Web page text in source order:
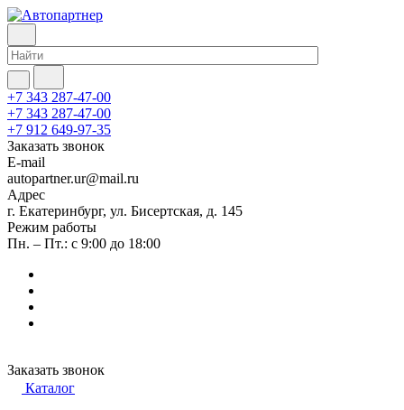
+7 343 287-47-00
+7 343 287-47-00
+7 912 649-97-35
Заказать звонок
E-mail
autopartner.ur@mail.ru
Адрес
г. Екатеринбург, ул. Бисертская, д. 145
Режим работы
Пн. – Пт.: с 9:00 до 18:00
Заказать звонок
Каталог